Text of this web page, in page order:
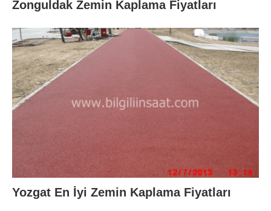
Zonguldak Zemin Kaplama Fiyatları
Yozgat En İyi Zemin Kaplama Fiyatları